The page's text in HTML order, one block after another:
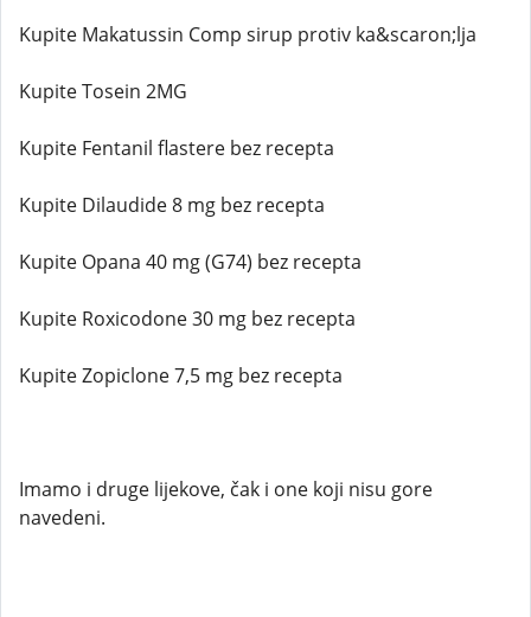
Kupite Makatussin Comp sirup protiv ka&scaron;lja
Kupite Tosein 2MG
Kupite Fentanil flastere bez recepta
Kupite Dilaudide 8 mg bez recepta
Kupite Opana 40 mg (G74) bez recepta
Kupite Roxicodone 30 mg bez recepta
Kupite Zopiclone 7,5 mg bez recepta
Imamo i druge lijekove, čak i one koji nisu gore
navedeni.